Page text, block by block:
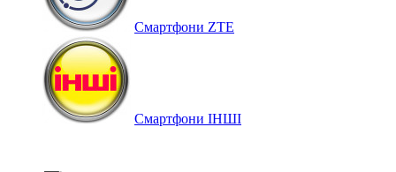
Смартфони ZTE
Смартфони ІНШІ